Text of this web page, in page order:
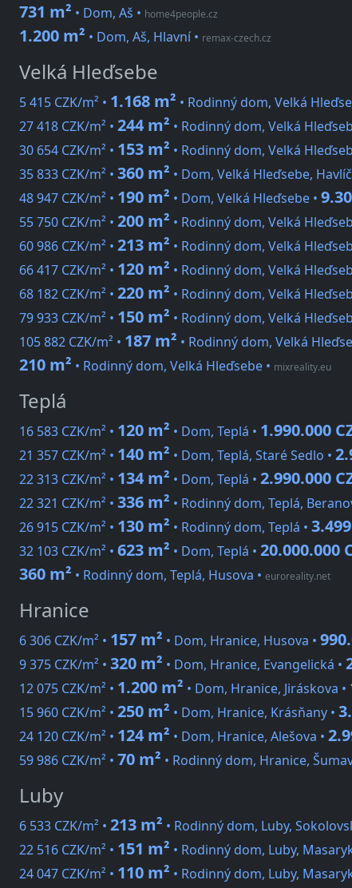
731 m² • Dom, Aš • home4people.cz
1.200 m² • Dom, Aš, Hlavní• remax-czech.cz
Velká Hleďsebe
5 415 CZK/m² • 1.168 m² • Rodinný dom, Velká
27 418 CZK/m² • 244 m² • Rodinný dom, Velká
30 654 CZK/m² • 153 m² • Rodinný dom, Velká
35 833 CZK/m² • 360 m² • Dom, Velká Hleďsebe,
48 947 CZK/m² • 190 m² • Dom, Velká Hleďsebe •
55 750 CZK/m² • 200 m² • Rodinný dom, Velká
60 986 CZK/m² • 213 m² • Rodinný dom, Velká
66 417 CZK/m² • 120 m² • Rodinný dom, Velká
68 182 CZK/m² • 220 m² • Rodinný dom, Velká
79 933 CZK/m² • 150 m² • Rodinný dom, Velká
105 882 CZK/m² • 187 m² • Rodinný dom, Velká
210 m² • Rodinný dom, Velká Hleďsebe • mixreality.eu
Teplá
16 583 CZK/m² • 120 m² • Dom, Teplá • 1.990.000
21 357 CZK/m² • 140 m² • Dom, Teplá, Staré Sedlo •
22 313 CZK/m² • 134 m² • Dom, Teplá • 2.990.000
22 321 CZK/m² • 336 m² • Rodinný dom, Teplá,
26 915 CZK/m² • 130 m² • Rodinný dom, Teplá •
32 103 CZK/m² • 623 m² • Dom, Teplá • 20.000.000
360 m² • Rodinný dom, Teplá, Husova • euroreality.net
Hranice
6 306 CZK/m² • 157 m² • Dom, Hranice, Husova •
9 375 CZK/m² • 320 m² • Dom, Hranice, Evangelická •
12 075 CZK/m² • 1.200 m² • Dom, Hranice, Jiráskova •
15 960 CZK/m² • 250 m² • Dom, Hranice, Krásňany •
24 120 CZK/m² • 124 m² • Dom, Hranice, Alešova •
59 986 CZK/m² • 70 m² • Rodinný dom, Hranice,
Luby
6 533 CZK/m² • 213 m² • Rodinný dom, Luby,
22 516 CZK/m² • 151 m² • Rodinný dom, Luby,
24 047 CZK/m² • 110 m² • Rodinný dom, Luby,